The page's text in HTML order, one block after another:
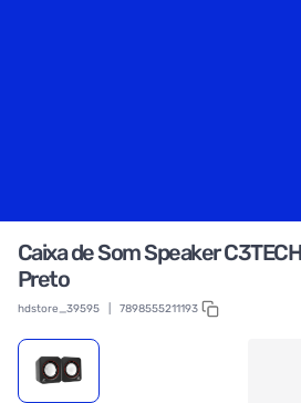
Caixa de Som Speaker
Preto
hdstore_39595 7898555211193